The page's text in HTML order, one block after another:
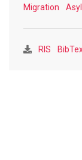
Migration Asyl
RIS